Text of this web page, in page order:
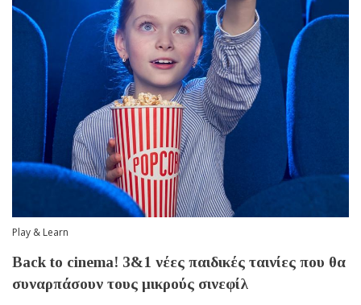
Play & Learn
Back to cinema! 3&1 νέες παιδικές ταινίες που θα
συναρπάσουν τους μικρούς σινεφίλ